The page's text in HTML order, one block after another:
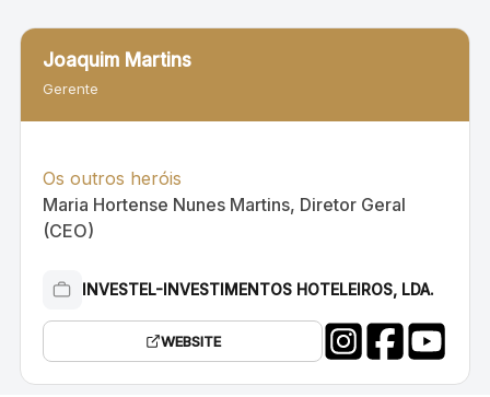
Joaquim Martins
Gerente
Os outros heróis
Maria Hortense Nunes Martins, Diretor Geral
(CEO)
INVESTEL-INVESTIMENTOS HOTELEIROS, LDA.
WEBSITE